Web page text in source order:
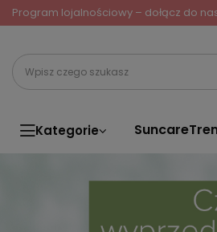
Program lojalnościowy – dołącz do
Kategorie Suncare